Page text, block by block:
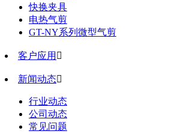
快换夹具
电热气剪
GT-NY系列微型气剪
客户应用 
新闻动态
行业动态
公司动态
常见问题